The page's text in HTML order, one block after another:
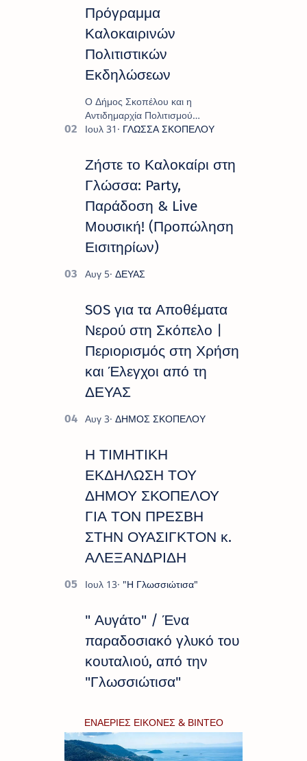
Πρόγραμμα
Καλοκαιρινών
Πολιτιστικών
Εκδηλώσεων
Ο Δήμος Σκοπέλου και η
Αντιδημαρχία Πολιτισμού
παρουσιάζουν το πρόγραμμα «
πρόγραμμα εκδ…
Ζήστε το Καλοκαίρι στη
Γλώσσα: Party,
Παράδοση & Live
Μουσική! (Προπώληση
Εισιτηρίων)
SOS για τα Αποθέματα
Νερού στη Σκόπελο |
Περιορισμός στη Χρήση
και Έλεγχοι από τη
ΔΕΥΑΣ
Η ΤΙΜΗΤΙΚΗ
ΕΚΔΗΛΩΣΗ ΤΟΥ
ΔΗΜΟΥ ΣΚΟΠΕΛΟΥ
ΓΙΑ ΤΟΝ ΠΡΕΣΒΗ
ΣΤΗΝ ΟΥΑΣΙΓΚΤΟΝ κ.
ΑΛΕΞΑΝΔΡΙΔΗ
" Αυγάτο" / Ένα
παραδοσιακό γλυκό του
κουταλιού, από την
"Γλωσσιώτισα"
ΕΝΑΕΡΙΕΣ ΕΙΚΟΝΕΣ & ΒΙΝΤΕΟ